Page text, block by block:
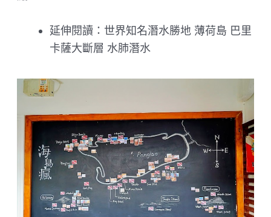
延伸閱讀：世界知名潛水勝地 薄荷島 巴里
卡薩大斷層 水肺潛水